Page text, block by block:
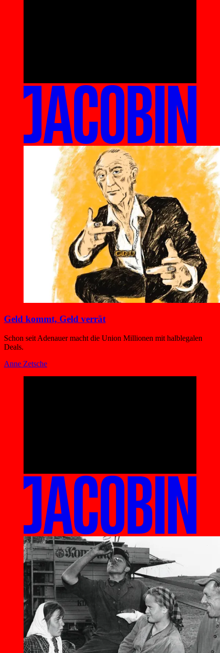
Geld kommt, Geld verrät
Schon seit Adenauer macht die Union Millionen mit halblegalen
Deals.
Anne Zetsche